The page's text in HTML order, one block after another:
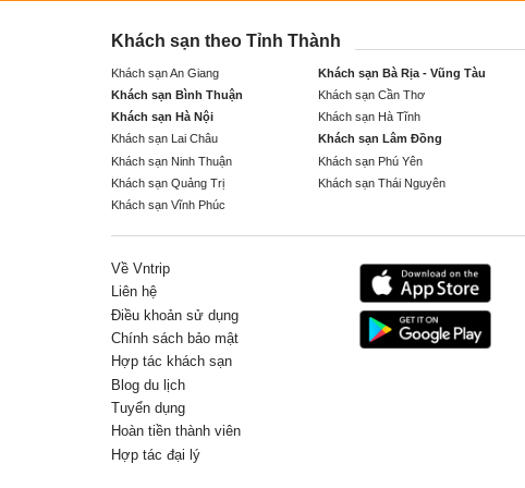
Khách sạn theo Tỉnh Thành
Khách sạn An Giang Khách sạn Bà Rịa - Vũng Tàu
Khách sạn Bình Thuận
Khách sạn Cần Thơ
Khách sạn Hà Nội
Khách sạn Hà Tĩnh
Khách sạn Lai Châu
Khách sạn Lâm Đồng
Khách sạn Ninh Thuận
Khách sạn Phú Yên
Khách sạn Quảng Trị
Khách sạn Thái Nguyên
Khách sạn Vĩnh Phúc
Về Vntrip
Liên hệ
Điều khoản sử dụng
Chính sách bảo mật
Hợp tác khách sạn
Blog du lịch
Tuyển dụng
Hoàn tiền thành viên
Hợp tác đại lý